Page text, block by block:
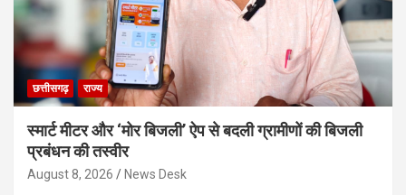
छत्तीसगढ़ राज्य
स्मार्ट मीटर और ‘मोर बिजली’ ऐप से बदली ग्रामीणों की बिजली
प्रबंधन की तस्वीर
August 8, 2026 News Desk